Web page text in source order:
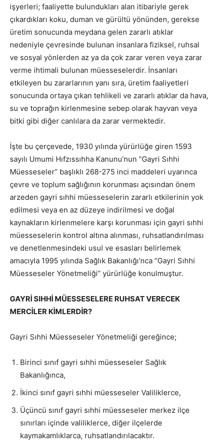
işyerleri; faaliyette bulundukları alan itibariyle gerek
çıkardıkları koku, duman ve gürültü yönünden, gerekse
üretim sonucunda meydana gelen zararlı atıklar
nedeniyle çevresinde bulunan insanlara fiziksel, ruhsal
ve sosyal yönlerden az ya da çok zarar veren veya zarar
verme ihtimali bulunan müesseselerdir. İnsanları
etkileyen bu zararlarının yanı sıra, üretim faaliyetleri
sonucunda ortaya çıkan tehlikeli ve zararlı atıklar da hava,
su ve toprağın kirlenmesine sebep olarak hayvan veya
bitki gibi diğer canlılara da zarar vermektedir.
İşte bu çerçevede, 1930 yılında yürürlüğe giren 1593
sayılı Umumi Hıfzıssıhha Kanunu’nun “Gayri Sıhhi
Müesseseler” başlıklı 268-275 inci maddeleri uyarınca
çevre ve toplum sağlığının korunması açısından önem
arzeden gayri sıhhi müesseselerin zararlı etkilerinin yok
edilmesi veya en az düzeye indirilmesi ve doğal
kaynakların kirlenmelere karşı korunması için gayri sıhhi
müesseselerin kontrol altına alınması, ruhsatlandırılması
ve denetlenmesindeki usul ve esasları belirlemek
amacıyla 1995 yılında Sağlık Bakanlığı’nca “Gayri Sıhhi
Müesseseler Yönetmeliği” yürürlüğe konulmuştur.
GAYRİ SIHHİ MÜESSESELERE RUHSAT VERECEK
MERCİLER KİMLERDİR?
Gayri Sıhhi Müesseseler Yönetmeliği gereğince;
Birinci sınıf gayri sıhhi müesseseler Sağlık
Bakanlığınca,
İkinci sınıf gayri sıhhi müesseseler Valiliklerce,
Üçüncü sınıf gayri sıhhi müesseseler merkez ilçe
sınırları içinde valiliklerce, diğer ilçelerde
kaymakamlıklarca, ruhsatlandırılacaktır.